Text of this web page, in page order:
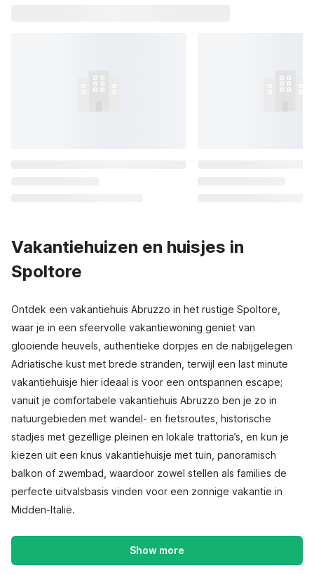
Vakantiehuizen en huisjes in
Spoltore
Ontdek een vakantiehuis Abruzzo in het rustige Spoltore,
waar je in een sfeervolle vakantiewoning geniet van
glooiende heuvels, authentieke dorpjes en de nabijgelegen
Adriatische kust met brede stranden, terwijl een last minute
vakantiehuisje hier ideaal is voor een ontspannen escape;
vanuit je comfortabele vakantiehuis Abruzzo ben je zo in
natuurgebieden met wandel- en fietsroutes, historische
stadjes met gezellige pleinen en lokale trattoria’s, en kun je
kiezen uit een knus vakantiehuisje met tuin, panoramisch
balkon of zwembad, waardoor zowel stellen als families de
perfecte uitvalsbasis vinden voor een zonnige vakantie in
Midden-Italië.
Show more